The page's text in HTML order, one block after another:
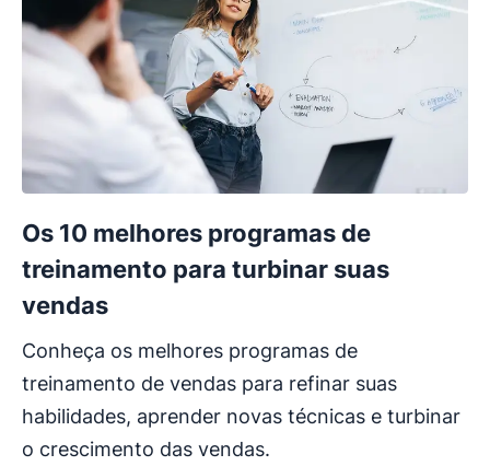
Os 10 melhores programas de
treinamento para turbinar suas
vendas
Conheça os melhores programas de
treinamento de vendas para refinar suas
habilidades, aprender novas técnicas e turbinar
o crescimento das vendas.